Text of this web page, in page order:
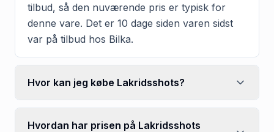
tilbud, så den nuværende pris er typisk for
denne vare. Det er 10 dage siden varen sidst
var på tilbud hos Bilka.
Hvor kan jeg købe Lakridsshots?
Hvordan har prisen på Lakridsshots